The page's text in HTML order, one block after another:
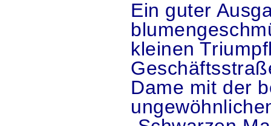
Ein guter
kleinen
Dame mit der